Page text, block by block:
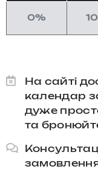
0%
На сайті
календар
дуже
та